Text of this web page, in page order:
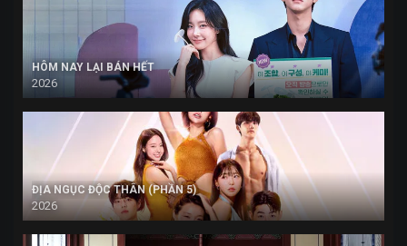
HÔM NAY LẠI BÁN HẾT
2026
ĐỊA NGỤC ĐỘC THÂN (PHẦN 5)
2026